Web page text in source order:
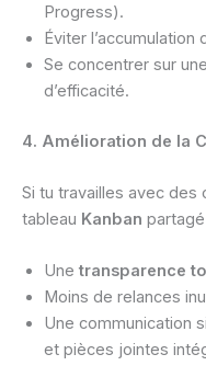
Progress).
Éviter
Se concentrer sur
d’efficacité.
4. Amélioration de la
Si tu travailles avec des
tableau Kanban
Une transparence
Moins de relances
Une communication
et pièces jointes